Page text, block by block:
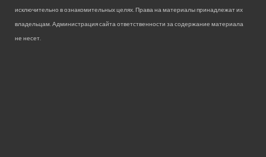
исключительно в ознакомительных целях. Права на материалы принадлежат их
владельцам. Администрация сайта ответственности за содержание материала
не несет.